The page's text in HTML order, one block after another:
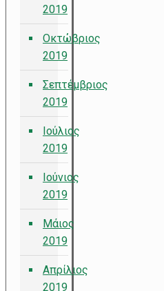
2019
Οκτώβριος
2019
Σεπτέμβριος
2019
Ιούλιος
2019
Ιούνιος
2019
Μάιος
2019
Απρίλιος
2019